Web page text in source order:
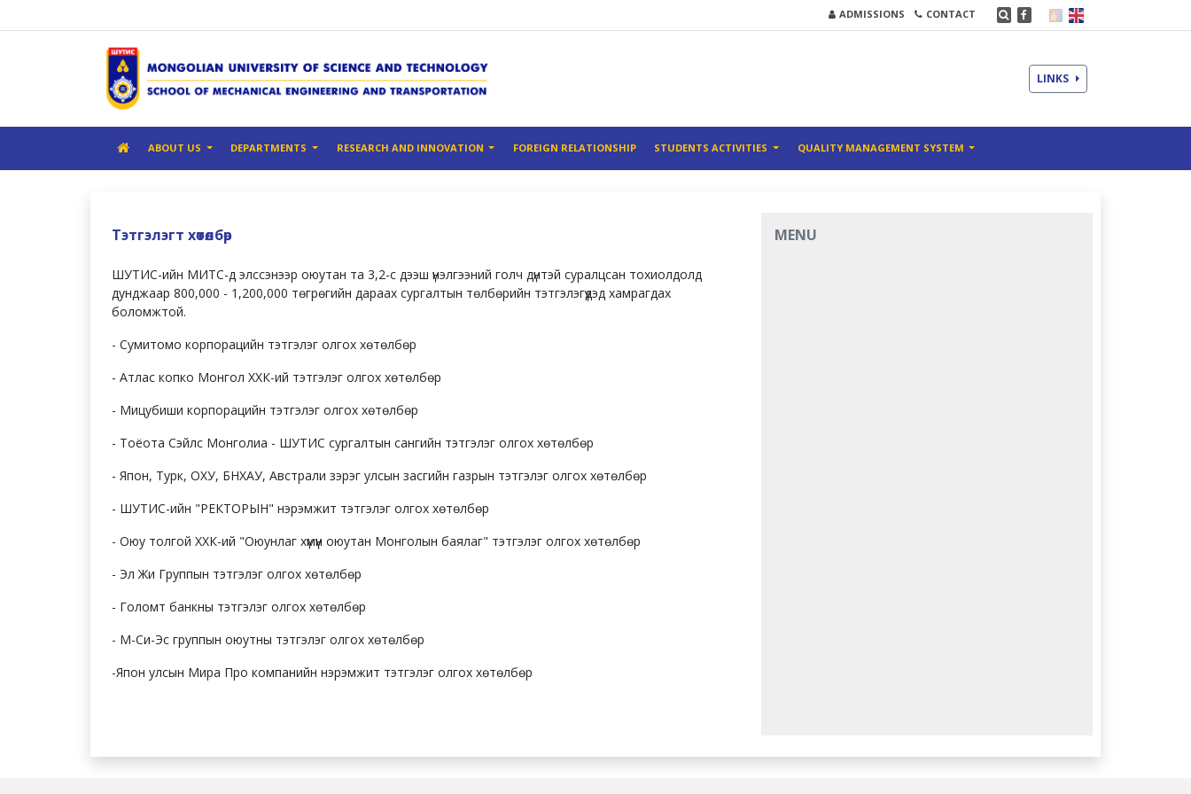
ADMISSIONS CONTACT
LINKS
ABOUT US DEPARTMENTS RESEARCH AND INNOVATION FOREIGN RELATIONSHIP STUDENTS ACTIVITIES QUALITY MANAGEMENT SYSTEM
Тэтгэлэгт хөтөлбөр
ШУТИС-ийн МИТС-д элссэнээр оюутан та 3,2-с дээш үнэлгээний голч дүнтэй суралцсан тохиолдолд
дунджаар 800,000 - 1,200,000 төгрөгийн дараах сургалтын төлбөрийн тэтгэлэгүүдэд хамрагдах
боломжтой.
- Сумитомо корпорацийн тэтгэлэг олгох хөтөлбөр
- Атлас копко Монгол ХХК-ий тэтгэлэг олгох хөтөлбөр
- Мицубиши корпорацийн тэтгэлэг олгох хөтөлбөр
- Тоёота Сэйлс Монголиа - ШУТИС сургалтын сангийн тэтгэлэг олгох хөтөлбөр
- Япон, Турк, ОХУ, БНХАУ, Австрали зэрэг улсын засгийн газрын тэтгэлэг олгох хөтөлбөр
- ШУТИС-ийн "РЕКТОРЫН" нэрэмжит тэтгэлэг олгох хөтөлбөр
- Оюу толгой ХХК-ий "Оюунлаг хүмүүн оюутан Монголын баялаг" тэтгэлэг олгох хөтөлбөр
- Эл Жи Группын тэтгэлэг олгох хөтөлбөр
- Голомт банкны тэтгэлэг олгох хөтөлбөр
- М-Си-Эс группын оюутны тэтгэлэг олгох хөтөлбөр
-Япон улсын Мира Про компанийн нэрэмжит тэтгэлэг олгох хөтөлбөр
MENU